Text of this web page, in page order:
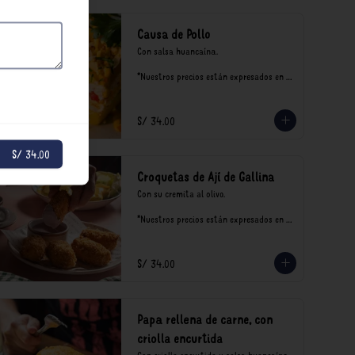
Causa de Pollo
Con salsa huancaína.
*Nuestros precios están expresados en
S/ 34.00
Croquetas de Ají de Gallina
Con su cremita al olivo.
*Nuestros precios están expresados en
S/ 34.00
Papa rellena de carne, con
criolla encurtida
S/ 34.00